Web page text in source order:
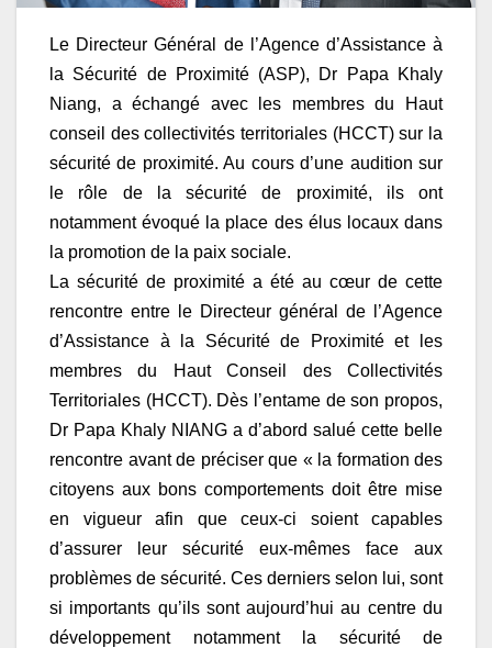
Le Directeur Général de l’Agence d’Assistance à
la Sécurité de Proximité (ASP), Dr Papa Khaly
Niang, a échangé avec les membres du Haut
conseil des collectivités territoriales (HCCT) sur la
sécurité de proximité. Au cours d’une audition sur
le rôle de la sécurité de proximité, ils ont
notamment évoqué la place des élus locaux dans
la promotion de la paix sociale.
La sécurité de proximité a été au cœur de cette
rencontre entre le Directeur général de l’Agence
d’Assistance à la Sécurité de Proximité et les
membres du Haut Conseil des Collectivités
Territoriales (HCCT). Dès l’entame de son propos,
Dr Papa Khaly NIANG a d’abord salué cette belle
rencontre avant de préciser que « la formation des
citoyens aux bons comportements doit être mise
en vigueur afin que ceux-ci soient capables
d’assurer leur sécurité eux-mêmes face aux
problèmes de sécurité. Ces derniers selon lui, sont
si importants qu’ils sont aujourd’hui au centre du
développement notamment la sécurité de